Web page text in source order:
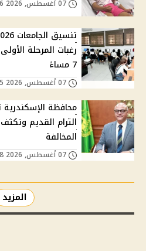
7 مساءً
محافظة
الترام القديم
المخالفة
المزيد